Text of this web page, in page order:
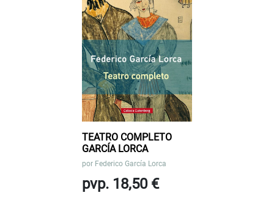
TEATRO COMPLETO
GARCÍA LORCA
por Federico García Lorca
pvp. 18,50 €